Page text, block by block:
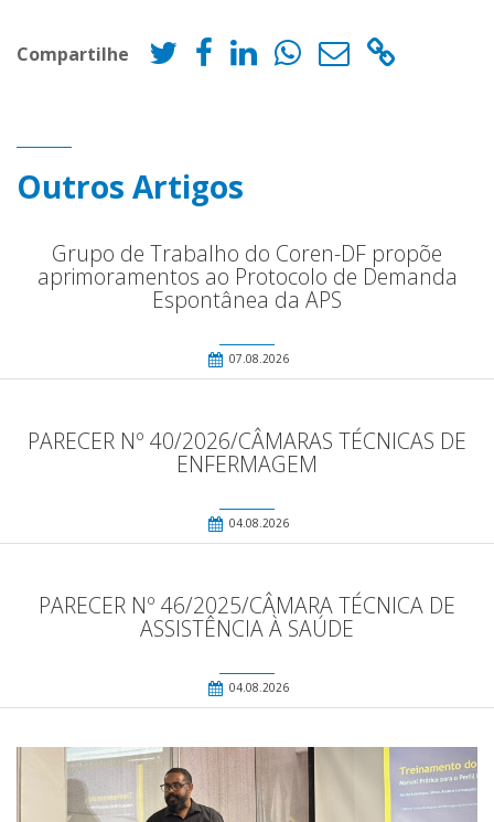
Compartilhe
Outros Artigos
Grupo de Trabalho do Coren-DF propõe
aprimoramentos ao Protocolo de Demanda
Espontânea da APS
07.08.2026
PARECER Nº 40/2026/CÂMARAS TÉCNICAS DE
ENFERMAGEM
04.08.2026
PARECER Nº 46/2025/CÂMARA TÉCNICA DE
ASSISTÊNCIA À SAÚDE
04.08.2026